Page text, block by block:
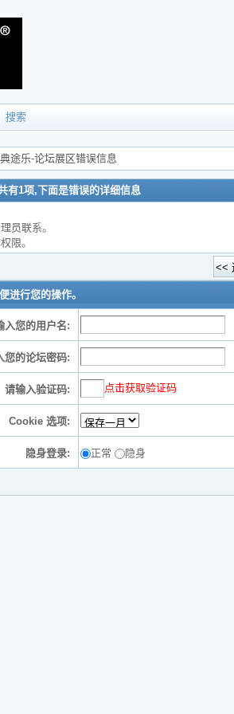
|搜索
途乐-论坛展区错误信息
有1项,下面是错误的详细信息
员联系。
限。
进行您的操作。
入您的用户名:
您的论坛密码:
请输入验证码: 点击获取验证码
Cookie 选项:
隐身登录: 正常 隐身